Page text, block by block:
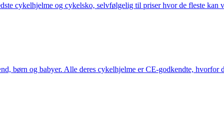
cykelhjelme og cykelsko, selvfølgelig til priser hvor de fleste kan
børn og babyer. Alle deres cykelhjelme er CE-godkendte,